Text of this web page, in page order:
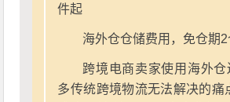
件起
海外仓仓储费用，免仓期2
跨境电商卖家使用海外仓
多传统跨境物流无法解决的痛